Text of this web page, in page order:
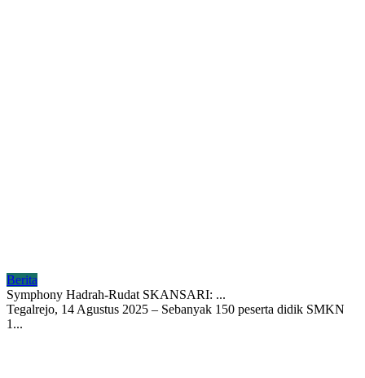
Berita
Symphony Hadrah-Rudat SKANSARI: ...
Tegalrejo, 14 Agustus 2025 – Sebanyak 150 peserta didik SMKN
1...